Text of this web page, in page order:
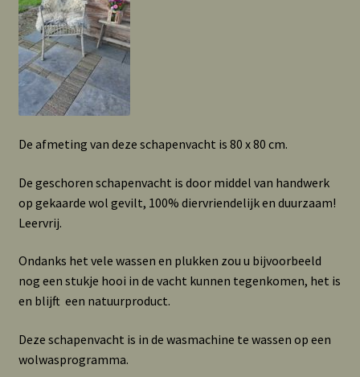
De afmeting van deze schapenvacht is 80 x 80 cm.
De geschoren schapenvacht is door middel van handwerk
op gekaarde wol gevilt, 100% diervriendelijk en duurzaam!
Leervrij.
Ondanks het vele wassen en plukken zou u bijvoorbeeld
nog een stukje hooi in de vacht kunnen tegenkomen, het is
en blijft een natuurproduct.
Deze schapenvacht is in de wasmachine te wassen op een
wolwasprogramma.